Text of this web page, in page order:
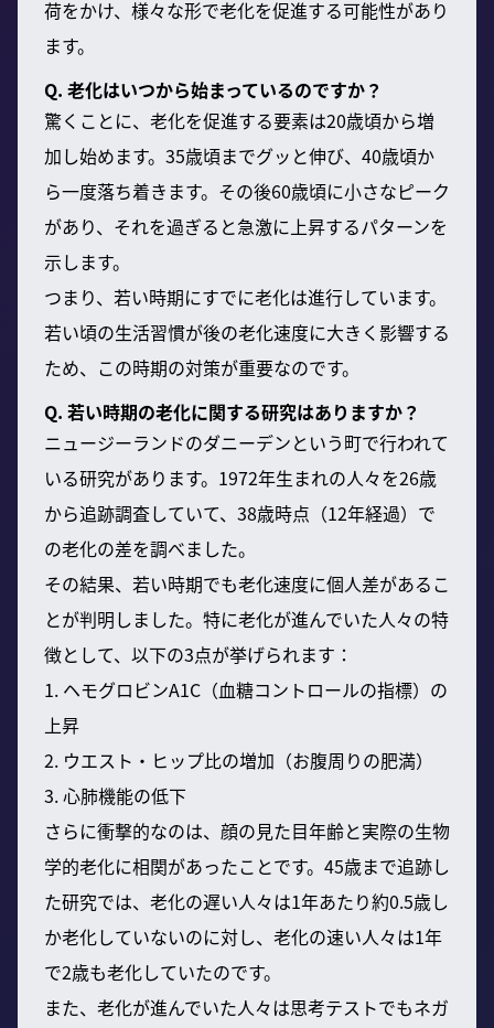
荷をかけ、様々な形で老化を促進する可能性があり
ます。
Q. 老化はいつから始まっているのですか？
驚くことに、老化を促進する要素は20歳頃から増
加し始めます。35歳頃までグッと伸び、40歳頃か
ら一度落ち着きます。その後60歳頃に小さなピーク
があり、それを過ぎると急激に上昇するパターンを
示します。
つまり、若い時期にすでに老化は進行しています。
若い頃の生活習慣が後の老化速度に大きく影響する
ため、この時期の対策が重要なのです。
Q. 若い時期の老化に関する研究はありますか？
ニュージーランドのダニーデンという町で行われて
いる研究があります。1972年生まれの人々を26歳
から追跡調査していて、38歳時点（12年経過）で
の老化の差を調べました。
その結果、若い時期でも老化速度に個人差があるこ
とが判明しました。特に老化が進んでいた人々の特
徴として、以下の3点が挙げられます：
1. ヘモグロビンA1C（血糖コントロールの指標）の
上昇
2. ウエスト・ヒップ比の増加（お腹周りの肥満）
3. 心肺機能の低下
さらに衝撃的なのは、顔の見た目年齢と実際の生物
学的老化に相関があったことです。45歳まで追跡し
た研究では、老化の遅い人々は1年あたり約0.5歳し
か老化していないのに対し、老化の速い人々は1年
で2歳も老化していたのです。
また、老化が進んでいた人々は思考テストでもネガ